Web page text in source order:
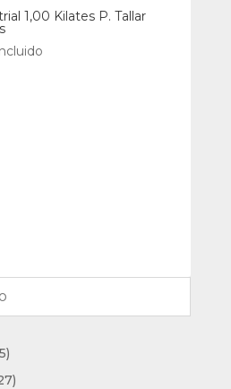
1,00 Kilates P. Tallar
3495
productos
27